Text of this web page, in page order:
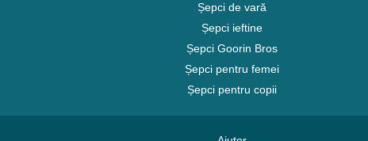
Șepci de vară
Șepci ieftine
Șepci Goorin Bros
Șepci pentru femei
Șepci pentru copii